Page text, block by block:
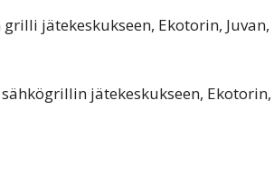
jätekeskukseen, Ekotorin, Juvan,
jätekeskukseen, Ekotorin,